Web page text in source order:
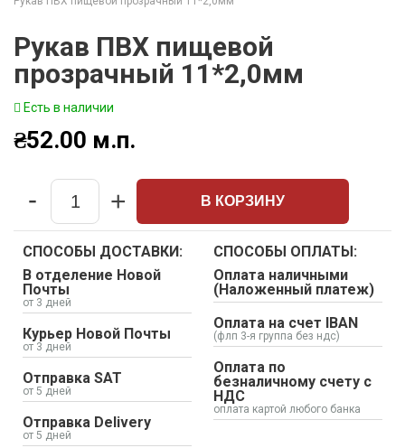
Рукав ПВХ пищевой
прозрачный 11*2,0мм
Есть в наличии
₴52.00 м.п.
Quantity
- + В КОРЗИНУ
СПОСОБЫ ДОСТАВКИ:
В отделение Новой
Почты
от 3 дней
Курьер Новой Почты
от 3 дней
Отправка SAT
от 5 дней
Отправка Delivery
от 5 дней
СПОСОБЫ ОПЛАТЫ:
Оплата наличными
(Наложенный платеж)
Оплата на счет IBAN
(флп 3-я группа без ндс)
Оплата по
безналичному счету с
НДС
оплата картой любого банка